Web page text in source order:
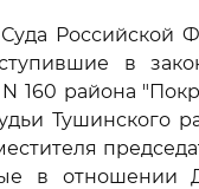
Российской
в
N 160 района
Тушинского
в отношении